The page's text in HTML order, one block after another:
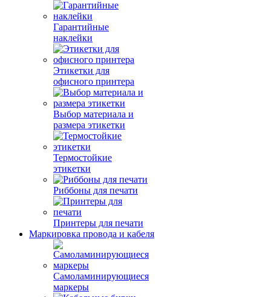
Гарантийные
наклейки
Этикетки для
офисного принтера
Выбор материала и
размера этикетки
Термостойкие
этикетки
Риббоны для печати
Принтеры для печати
Маркировка провода и кабеля
Самоламинирующиеся
маркеры